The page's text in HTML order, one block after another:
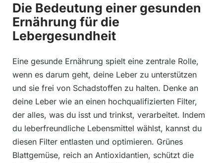
Die Bedeutung einer gesunden
Ernährung für die
Lebergesundheit
Eine gesunde Ernährung spielt eine zentrale Rolle,
wenn es darum geht, deine Leber zu unterstützen
und sie frei von Schadstoffen zu halten. Denke an
deine Leber wie an einen hochqualifizierten Filter,
der alles, was du isst und trinkst, verarbeitet. Indem
du leberfreundliche Lebensmittel wählst, kannst du
diesen Filter entlasten und optimieren. Grünes
Blattgemüse, reich an Antioxidantien, schützt die